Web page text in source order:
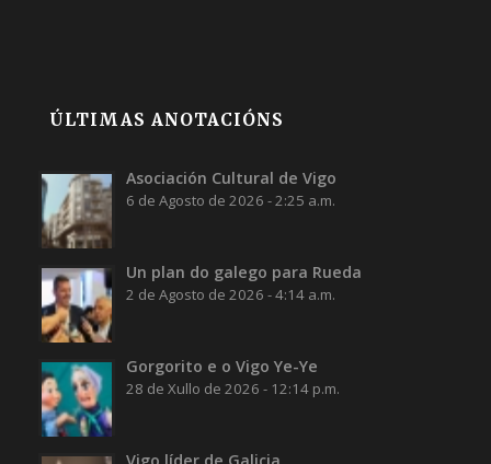
ÚLTIMAS ANOTACIÓNS
Asociación Cultural de Vigo
6 de Agosto de 2026 - 2:25 a.m.
Un plan do galego para Rueda
2 de Agosto de 2026 - 4:14 a.m.
Gorgorito e o Vigo Ye-Ye
28 de Xullo de 2026 - 12:14 p.m.